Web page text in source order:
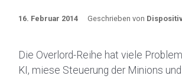
16. Februar 2014 Geschrieben von
Die Overlord-Reihe hat viele
KI, miese Steuerung der Minions